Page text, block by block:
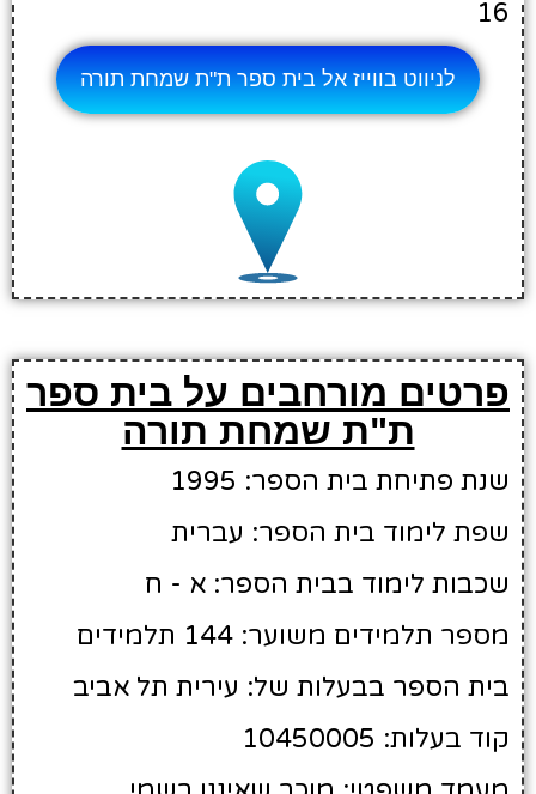
16
לניווט בווייז אל בית ספר ת"ת שמחת תורה
פרטים מורחבים על בית ספר
ת"ת שמחת תורה
שנת פתיחת בית הספר: 1995
שפת לימוד בית הספר: עברית
שכבות לימוד בבית הספר: א - ח
מספר תלמידים משוער: 144 תלמידים
בית הספר בבעלות של: עירית תל אביב
קוד בעלות: 10450005